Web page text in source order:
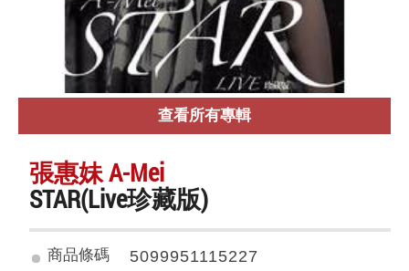
查看所有專輯
張惠妹 A-Mei
STAR(Live珍藏版)
商品條碼 5099951115227